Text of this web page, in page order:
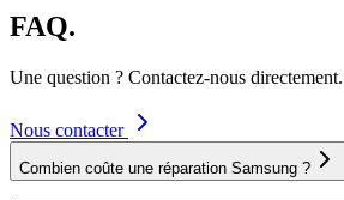
FAQ.
Une question ? Contactez-nous directement.
Nous contacter
Combien coûte une réparation Samsung ?